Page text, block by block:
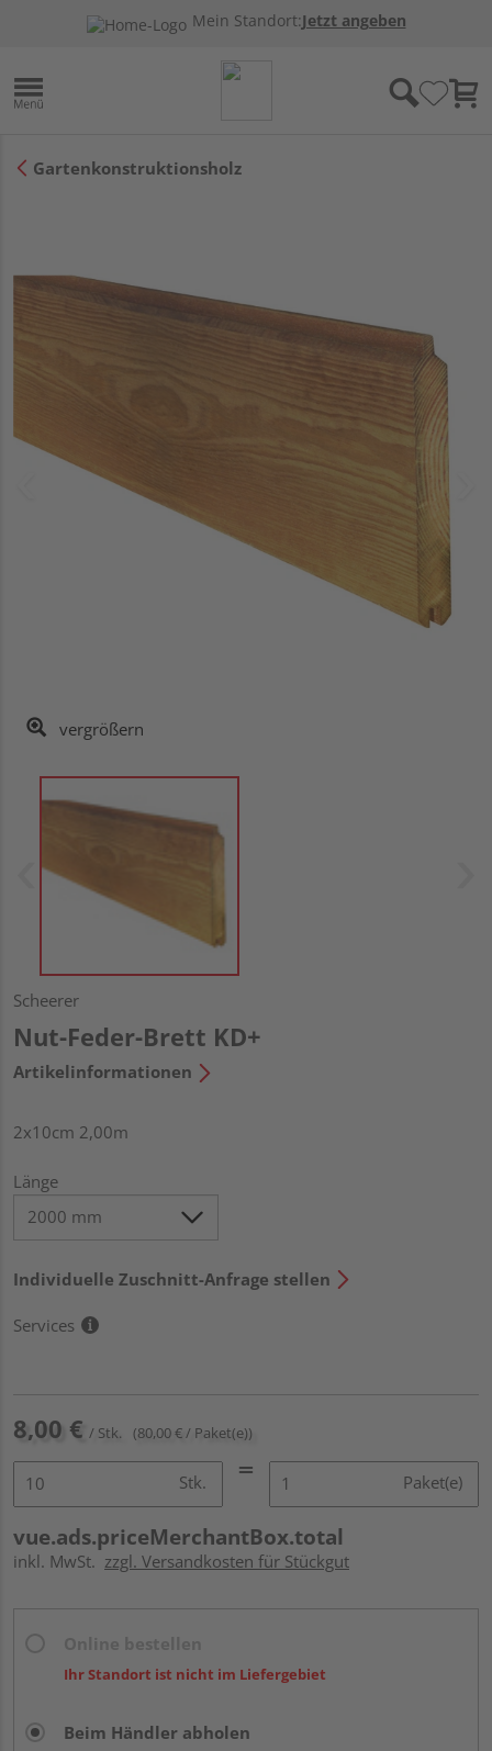
Mein Standort:Jetzt angeben
Gartenkonstruktionsholz
vergrößern
Scheerer
Nut-Feder-Brett KD+
Artikelinformationen
2x10cm 2,00m
Länge
Individuelle Zuschnitt-Anfrage stellen
Services
8,00 € / Stk. (80,00 € / Paket(e))
Stk. Paket(e)
vue.ads.priceMerchantBox.total
inkl. MwSt. zzgl. Versandkosten für Stückgut
Ihr Standort ist nicht im Liefergebiet
Beim Händler abholen